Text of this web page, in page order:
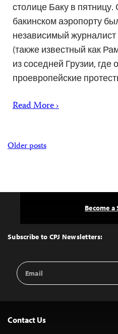
столице Баку в
бакинском аэропорту
независимый
(также известный как
из соседней Грузии, где
проевропейские
Read More ›
Posts
Older posts
Top
Subscribe to CPJ Newsletters:
Email
Address
Become
Contact Us